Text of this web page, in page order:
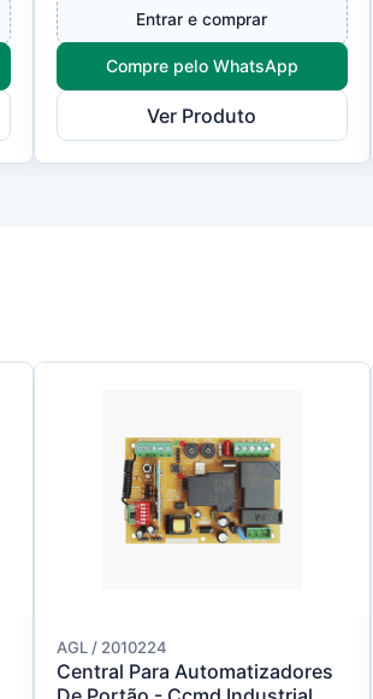
portas de enrolar, alarmes e
rece...
Entrar e comprar
Compre pelo WhatsApp
Ver Produto
AGL / 2010224
Central Para Automatizadores